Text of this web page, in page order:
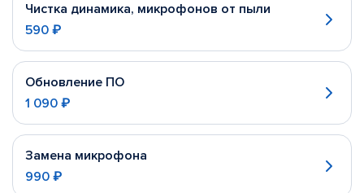
Чистка динамика, микрофонов от пыли
590 ₽
Обновление ПО
1 090 ₽
Замена микрофона
990 ₽